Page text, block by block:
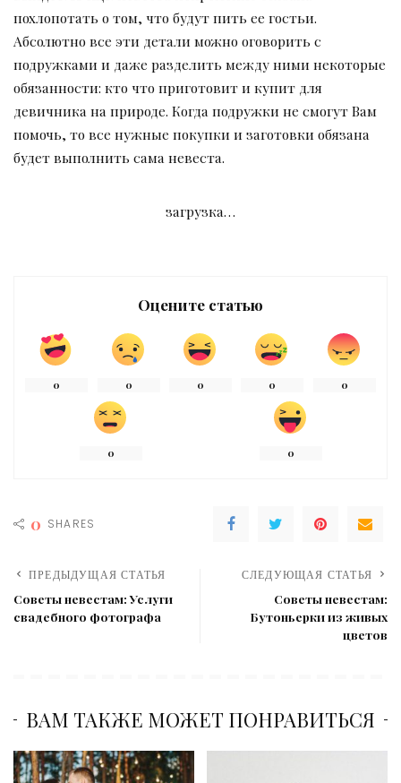
похлопотать о том, что будут пить ее гостьи.
Абсолютно все эти детали можно оговорить с
подружками и даже разделить между ними некоторые
обязанности: кто что приготовит и купит для
девичника на природе. Когда подружки не смогут Вам
помочь, то все нужные покупки и заготовки обязана
будет выполнить сама невеста.
загрузка…
Оцените статью
0 0 0 0 0
0 0
0 SHARES
ПРЕДЫДУЩАЯ СТАТЬЯ
Советы невестам: Услуги
свадебного фотографа
СЛЕДУЮЩАЯ СТАТЬЯ
Советы невестам:
Бутоньерки из живых
цветов
ВАМ ТАКЖЕ МОЖЕТ ПОНРАВИТЬСЯ